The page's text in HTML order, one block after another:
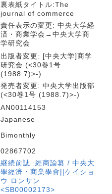
裏表紙タイトル:The
journal of commerce
責任表示の変更: 中央大学経
済・商業学会→中央大学商
学研究会
出版者変更: [中央大学]商学
研究会 (<30巻1号
(1988.7)>-)
発売者変更: 中央大学出版部
(<30巻1号 (1988.7)>-)
AN00114153
Japanese
Bimonthly
02867702
継続前誌 :經商論纂 / 中央大
學經濟・商業學會||ケイショ
ウ ロンサン
<SB00002173>